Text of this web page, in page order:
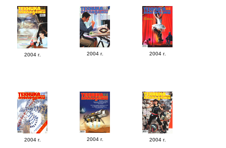
2004 г. 2004 г. 2004 г.
2004 г. 2004 г. 2004 г.